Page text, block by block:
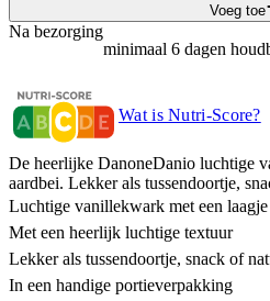
Voeg toe
Na bezorging
minimaal 6 dagen
Wat is Nutri-Score?
De heerlijke DanoneDanio luchtige
aardbei. Lekker als tussendoortje,
Luchtige vanillekwark met een laagje
Met een heerlijk luchtige textuur
Lekker als tussendoortje, snack of
In een handige portieverpakking